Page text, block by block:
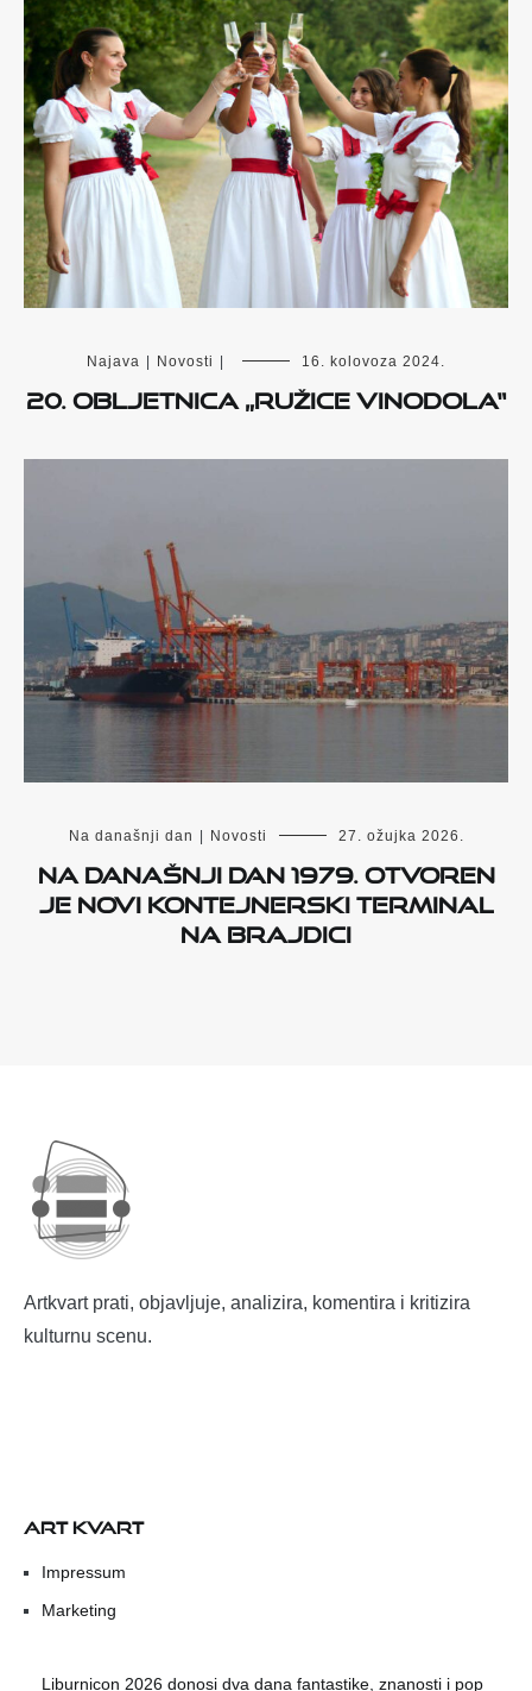
Najava | Novosti | 16. kolovoza 2024.
20. OBLJETNICA „RUŽICE VINODOLA“
Na današnji dan | Novosti 27. ožujka 2026.
Na današnji dan 1979. otvoren
je novi kontejnerski terminal
na Brajdici
Artkvart prati, objavljuje, analizira, komentira i kritizira
kulturnu scenu.
ART KVART
Impressum
Marketing
Liburnicon 2026 donosi dva dana fantastike, znanosti i pop